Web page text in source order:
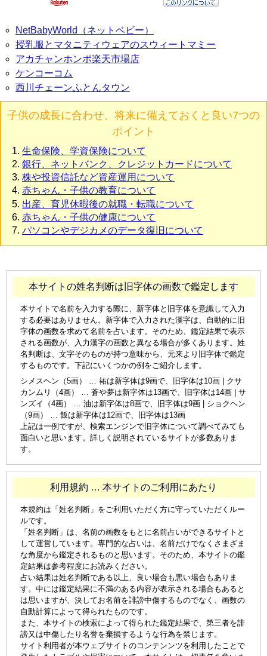
NetBabyWorld（ネットベビー）
授乳服とマタニティウェアのスウィートマミー
アカチャンホンポ楽天市場店
ケンコーコム
西川チェーンふとんタウン
子供の成長に合わせ、将来に備えておくと良い7つの
ポイント
生命保険、学資保険について
銀行、ネットバンク、クレジットカードについて
株や投資信託など資産運用について
赤ちゃん・子供の教育について
出産、育児休暇後の就職・転職について
赤ちゃん・子供の健康について
パソコンやデジカメのデータ復旧について
本サイトの姓名判断は旧字体の画数で鑑定します
本サイトで名前を入力する際に、新字体と旧字体を意識して入力
する必要はありません。新字体で入力された漢字は、自動的に旧
字体の画数を求めて名前を占います。そのため、鑑定結果で表示
される画数が、入力漢字の画数と異なる場合が多くあります。姓
名判断は、文字そのものが持つ意味から、元来より旧字体で鑑定
するものです。下記にいくつかの例をご紹介します。
シメスヘン（5画） … 祐は新字体は9画で、旧字体は10画 | クサ
カンムリ（4画） … 蒼や夢は新字体は13画で、旧字体は14画 | サ
ンズイ（4画） … 油は新字体は8画で、旧字体は9画 | ショクヘン
（9画） … 飯は新字体は12画で、旧字体は13画
上記は一例ですが、検索エンジンで旧字体について調べてみても
面白いと思います。詳しく説明されているサイトが多数ありま
す。
利用規約 … 本サイトのご利用にあたり
本規約は「姓名判断」をご利用いただく方に守っていただくルー
ルです。
「姓名判断」は、名前の画数をもとに名前占いができるサイトと
して運営しています。専門的な占いは、名前だけでなくさまざま
な角度から鑑定されるものと思います。そのため、本サイトの鑑
定結果は参考程度にお読みください。
占い結果は姓名判断である以上、良い場合も悪い場合もありま
す。中には鑑定結果に不満のある内容が表示される場合もあると
は思いますが、決してお名前を誹謗中傷するものでなく、画数の
自動計算によって得られたものです。
また、本サイトの検索によって得られた鑑定結果で、第三者を誹
謗又は中傷したり名誉を棄損するような行為を禁じます。
サイト利用者が本ウェブサイトのコンテンンツを利用したことで